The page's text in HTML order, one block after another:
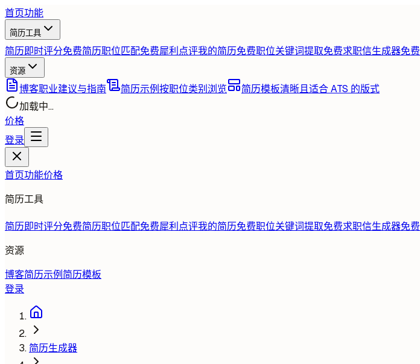
首页功能
简历工具
简历即时评分免费简历职位匹配免费犀利点评我的简历免费职位关键词提取免费求职信生成器免费
资源
博客职业建议与指南 简历示例按职位类别浏览 简历模板清晰且适合 ATS 的版式
加载中...
价格
登录
首页功能价格
简历工具
简历即时评分免费简历职位匹配免费犀利点评我的简历免费职位关键词提取免费求职信生成器免费
资源
博客简历示例 简历模板
登录
简历生成器